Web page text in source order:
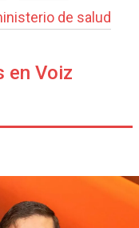
de salud
en Voiz